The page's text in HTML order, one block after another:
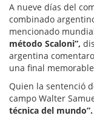
A nueve días del
combinado
mencionado
método Scaloni”,
argentina
una final
Quien la sentenció
campo Walter
técnica del mundo”.